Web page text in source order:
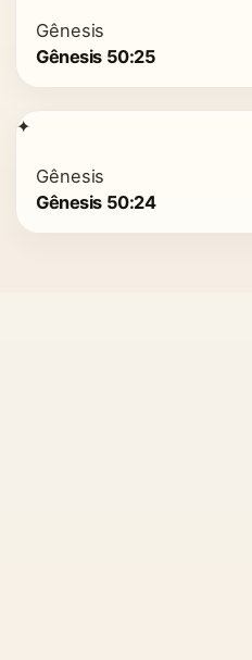
Gênesis
Gênesis 50:25
✦
Gênesis
Gênesis 50:24